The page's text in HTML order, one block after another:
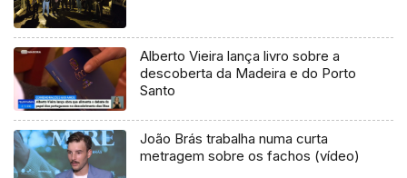
Alberto Vieira lança livro sobre a
descoberta da Madeira e do Porto
Santo
João Brás trabalha numa curta
metragem sobre os fachos (vídeo)